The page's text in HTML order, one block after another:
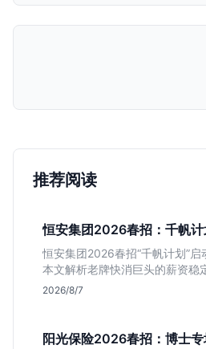
推荐阅读
恒安集团2026春招：千帆计
恒安集团2026春招“千帆计划”启
本文解析老牌快消巨头的薪资稳
策链条长的局限，帮你判断是否
2026/8/7
阳光保险2026春招：博士